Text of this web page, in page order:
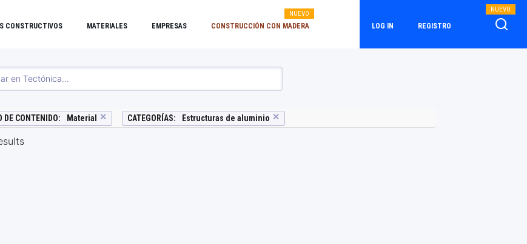
CONSTRUCTIVOS MATERIALES EMPRESAS CONSTRUCCIÓN CON MADERA
NUEVO
LOG IN REGISTRO
NUEVO
DE CONTENIDO: Material ✕ CATEGORÍAS: Estructuras de aluminio ✕